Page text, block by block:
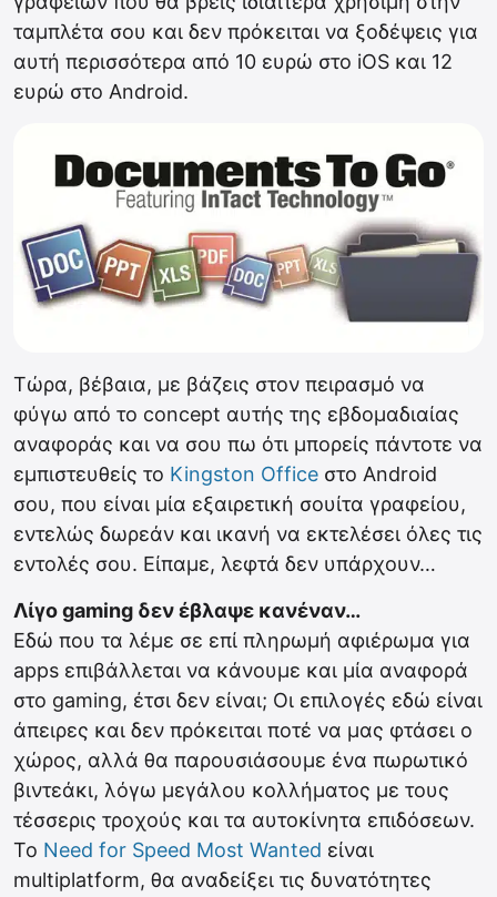
ταμπλέτα σου και δεν πρόκειται να ξοδέψεις για
αυτή περισσότερα από 10 ευρώ στο iOS και 12
ευρώ στο Android.
Τώρα, βέβαια, με βάζεις στον πειρασμό να
φύγω από το concept αυτής της εβδομαδιαίας
αναφοράς και να σου πω ότι μπορείς πάντοτε να
εμπιστευθείς το Kingston Office στο Android
σου, που είναι μία εξαιρετική σουίτα γραφείου,
εντελώς δωρεάν και ικανή να εκτελέσει όλες τις
εντολές σου. Είπαμε, λεφτά δεν υπάρχουν…
Λίγο gaming δεν έβλαψε κανέναν…
Εδώ που τα λέμε σε επί πληρωμή αφιέρωμα για
apps επιβάλλεται να κάνουμε και μία αναφορά
στο gaming, έτσι δεν είναι; Οι επιλογές εδώ είναι
άπειρες και δεν πρόκειται ποτέ να μας φτάσει ο
χώρος, αλλά θα παρουσιάσουμε ένα πωρωτικό
βιντεάκι, λόγω μεγάλου κολλήματος με τους
τέσσερις τροχούς και τα αυτοκίνητα επιδόσεων.
Το Need for Speed Most Wanted είναι
multiplatform, θα αναδείξει τις δυνατότητες